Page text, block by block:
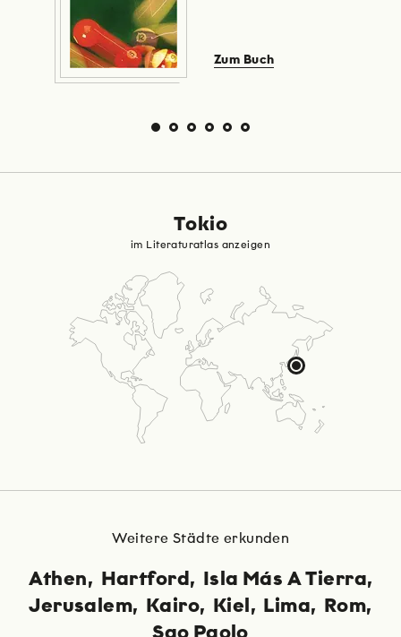
Zum Buch
Tokio
im Literaturatlas anzeigen
Weitere Städte erkunden
Athen Hartford
Isla Más A Tierra
Jerusalem
Kairo Kiel Lima
Rom